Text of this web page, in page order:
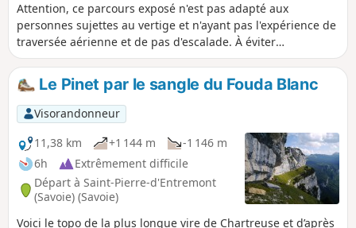
Attention, ce parcours exposé n'est pas adapté aux
personnes sujettes au vertige et n'ayant pas l'expérience de
traversée aérienne et de pas d'escalade. À éviter
impérativement par temps humide en raison des risques de
glissade.Cette randonnée en boucle traverse à la suite, les
sangles très aériens de Fouda Blanc et du Pinet, qui avec
plus de 3 km est le plus long de la Charteuse. Le sangle de
Fouda Blanc est un peu moins exposé et plus fréquenté que
celui du Pinet. Ce dernier moins large, très souvent
herbeux, glissant par temps humide, comporte quelques
passages terreux instables, à franchir avec prudence.
L'accès à cette traversée se fait par le sentier des Varvats au
Pas de l'Échelle. À la sortie des sangles, on gagne le
Le Pinet par le sangle du Fouda Blanc
Visorandonneur
11,38 km
+1 144 m
-1 146 m
6h
Extrêmement difficile
Départ à Saint-Pierre-d'Entremont
(Savoie) (Savoie)
Voici le topo de la plus longue vire de Chartreuse et d’après